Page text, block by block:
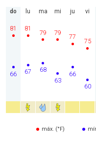
do
66
81
lu
67
81
ma
68
79
mi
63
79
ju
66
77
vi
60
75
máx. (°F)